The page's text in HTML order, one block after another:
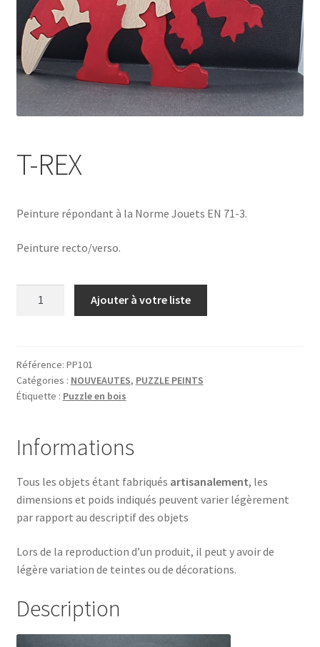
T-REX
Peinture répondant à la Norme Jouets EN 71-3.
Peinture recto/verso.
Ajouter à votre liste
Référence: PP101
Catégories : NOUVEAUTES, PUZZLE PEINTS
Étiquette : Puzzle en bois
Informations
Tous les objets étant fabriqués artisanalement, les
dimensions et poids indiqués peuvent varier légèrement
par rapport au descriptif des objets
Lors de la reproduction d’un produit, il peut y avoir de
légère variation de teintes ou de décorations.
Description